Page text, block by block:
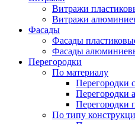
Витражи
Витражи
Фасады
Фасады
Фасады
Перегородки
По материалу
Перегородки
Перегородки
Перегородки
По типу